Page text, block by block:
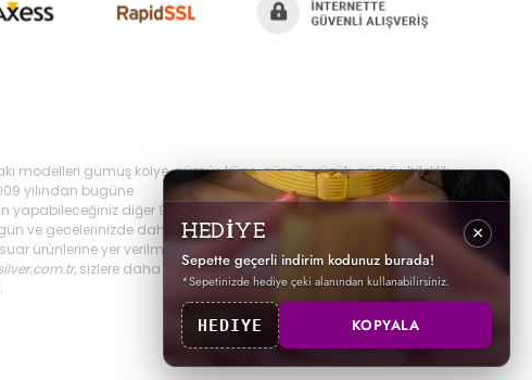
modelleri gümüş kolye, gümüş küpe, gümüş yüzük, gümüş bileklik,
yılından bugüne
yapabileceğiniz diğer 925 ayar takı ürünlerini
ve gecelerinizde daha şık olabilir,
ürünlerine yer verilmektedir, ayrıca sürekli yenilenen
, sizlere daha iyi hizmet sunabilmek adına hızlı
HEDİYE
Sepette geçerli indirim kodunuz burada!
*Sepetinizde hediye çeki alanından kullanabilirsiniz.
×
HEDIYE KOPYALA